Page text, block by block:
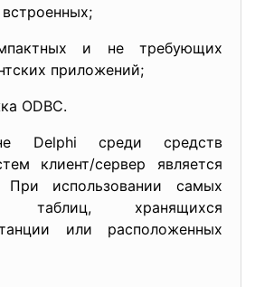
и не требующих
приложений;
ODBC.
Delphi среди средств
клиент/сервер является
При использовании самых
таблиц, хранящихся
или расположенных